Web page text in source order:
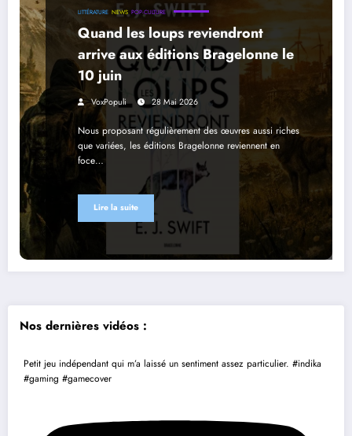
LITTÉRATURE NEWS POP-CULTURE
Quand les loups reviendront
arrive aux éditions Bragelonne le
10 juin
VoxPopuli 28 Mai 2026
Nous proposant régulièrement des œuvres aussi riches
que variées, les éditions Bragelonne reviennent en
foce…
Lire la suite
Nos dernières vidéos :
Petit jeu indépendant qui m’a laissé un sentiment assez particulier. #indika
#gaming #gamecover